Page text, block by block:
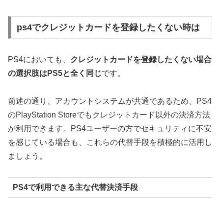
ps4でクレジットカードを登録したくない時は
PS4においても、 クレジットカードを登録したくない場合
の選択肢はPS5と全く同じです。
前述の通り、アカウントシステムが共通であるため、PS4
のPlayStation Storeでもクレジットカード以外の決済方法
が利用できます。PS4ユーザーの方でセキュリティに不安
を感じている場合も、これらの代替手段を積極的に活用し
ましょう。
PS4で利用できる主な代替決済手段